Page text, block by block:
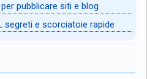
pubblicare siti e blog
segreti e scorciatoie rapide